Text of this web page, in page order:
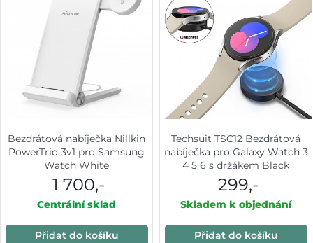
Bezdrátová nabíječka Nillkin
PowerTrio 3v1 pro Samsung
Watch White
1 700,-
Centrální sklad
Přidat do košíku
Techsuit TSC12 Bezdrátová
nabíječka pro Galaxy Watch 3
4 5 6 s držákem Black
299,-
Skladem k objednání
Přidat do košíku